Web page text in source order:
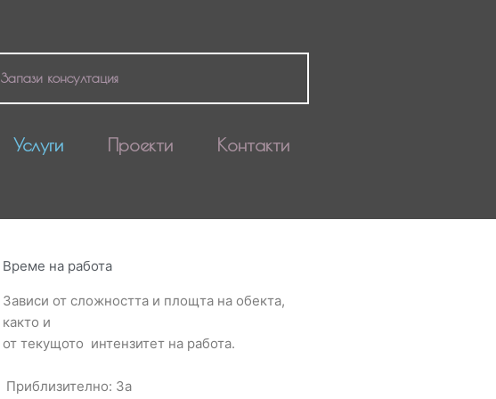
Запази консултация
Услуги Проекти Контакти
Време на работа
Зависи от сложността и площта на обекта,
както и
от текущото интензитет на работа.
Приблизително: За